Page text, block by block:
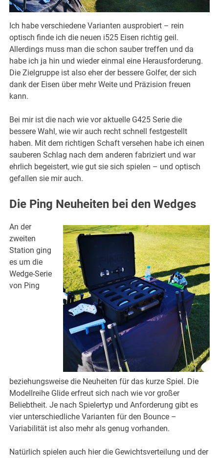
Ich habe verschiedene Varianten ausprobiert – rein
optisch finde ich die neuen i525 Eisen richtig geil.
Allerdings muss man die schon sauber treffen und da
habe ich ja hin und wieder einmal eine Herausforderung.
Die Zielgruppe ist also eher der bessere Golfer, der sich
dank der Eisen über mehr Weite und Präzision freuen
kann.
Bei mir ist die nach wie vor aktuelle G425 Serie die
bessere Wahl, wie wir auch recht schnell festgestellt
haben. Mit dem richtigen Schaft versehen habe ich einen
sauberen Schlag nach dem anderen fabriziert und war
ehrlich begeistert, wie gut sie sich spielen – und optisch
gefallen sie mir auch.
Die Ping Neuheiten bei den Wedges
An der
zweiten
Station ging
es um die
Wedge-Serie
von Ping
beziehungsweise die Neuheiten für das kurze Spiel. Die
Modellreihe Glide erfreut sich nach wie vor großer
Beliebtheit. Je nach Spielertyp und Anforderung gibt es
vier unterschiedliche Varianten für den Bounce –
Variabilität ist also mehr als genug vorhanden.
Natürlich spielen auch hier die Gewichtsverteilung und der